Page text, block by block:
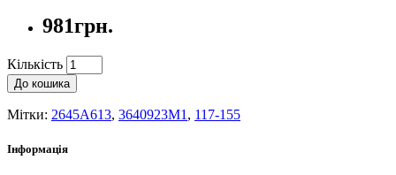
981грн.
Кількість
До кошика
Мітки: 2645A613, 3640923M1 , 117-155
Інформація